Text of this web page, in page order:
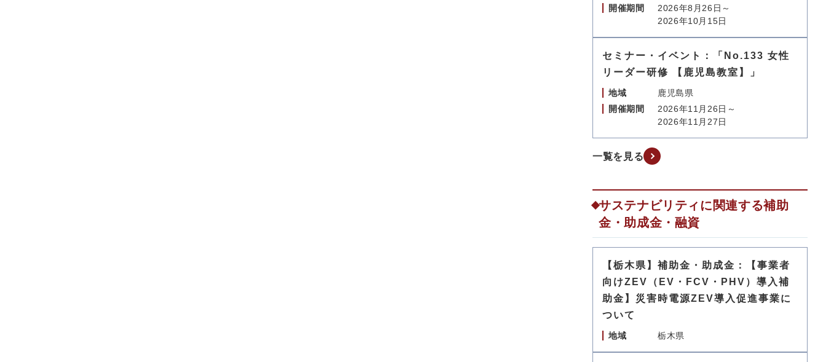
開催期間
2026年8月26日～
2026年10月15日
セミナー・イベント：「No.133 女性
リーダー研修 【鹿児島教室】」
地域
鹿児島県
開催期間
2026年11月26日～
2026年11月27日
一覧を見る
サステナビリティに関連する補助
金・助成金・融資
【栃木県】補助金・助成金：【事業者
向けZEV（EV・FCV・PHV）導入補
助金】災害時電源ZEV導入促進事業に
ついて
地域 栃木県